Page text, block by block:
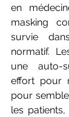
en
masking
survie
normatif.
une auto-
effort pour
pour
les